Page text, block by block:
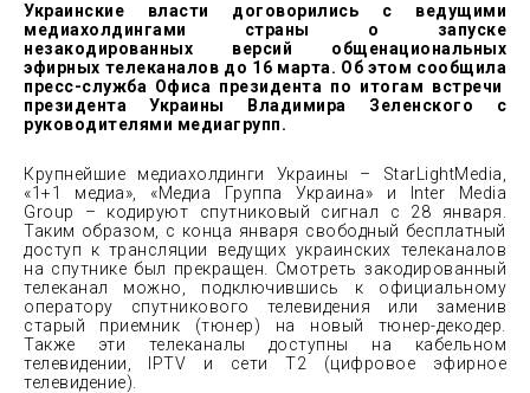
Украинские власти договорились с ведущими
медиахолдингами страны о запуске
незакодированных версий общенациональных
эфирных телеканалов до 16 марта. Об этом сообщила
пресс-служба Офиса президента по итогам встречи
президента Украины Владимира Зеленского с
руководителями медиагрупп.
Крупнейшие медиахолдинги Украины – StarLightMedia,
«1+1 медиа», «Медиа Группа Украина» и Inter Media
Group – кодируют спутниковый сигнал с 28 января.
Таким образом, с конца января свободный бесплатный
доступ к трансляции ведущих украинских телеканалов
на спутнике был прекращен. Смотреть закодированный
телеканал можно, подключившись к официальному
оператору спутникового телевидения или заменив
старый приемник (тюнер) на новый тюнер-декодер.
Также эти телеканалы доступны на кабельном
телевидении, IPTV и сети Т2 (цифровое эфирное
телевидение).